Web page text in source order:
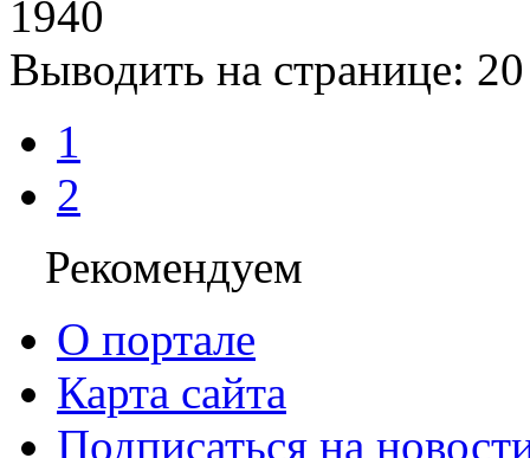
1940
Выводить на странице: 20
1
2
Рекомендуем
О портале
Карта сайта
Подписаться на